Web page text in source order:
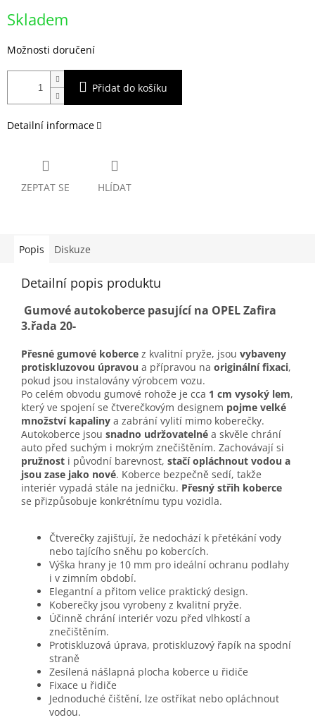
cena:
Skladem
Možnosti doručení
Přidat do košíku
Detailní informace
ZEPTAT SE HLÍDAT
Popis Diskuze
Detailní popis produktu
Gumové autokoberce pasující na OPEL Zafira
3.řada 20-
Přesné gumové koberce z kvalitní pryže, jsou vybaveny
protiskluzovou úpravou a přípravou na originální fixaci,
pokud jsou instalovány výrobcem vozu.
Po celém obvodu gumové rohože je cca 1 cm vysoký lem,
který ve spojení se čtverečkovým designem pojme velké
množství kapaliny a zabrání vylití mimo koberečky.
Autokoberce jsou snadno udržovatelné a skvěle chrání
auto před suchým i mokrým znečištěním. Zachovávají si
pružnost i původní barevnost, stačí opláchnout vodou a
jsou zase jako nové. Koberce bezpečně sedí, takže
interiér vypadá stále na jedničku. Přesný střih koberce
se přizpůsobuje konkrétnímu typu vozidla.
Čtverečky zajišťují, že nedochází k přetékání vody
nebo tajícího sněhu po kobercích.
Výška hrany je 10 mm pro ideální ochranu podlahy
i v zimním období.
Elegantní a přitom velice praktický design.
Koberečky jsou vyrobeny z kvalitní pryže.
Účinně chrání interiér vozu před vlhkostí a
znečištěním.
Protiskluzová úprava, protiskluzový řapík na spodní
straně
Zesílená nášlapná plocha koberce u řidiče
Fixace u řidiče
Jednoduché čištění, lze ostříkat nebo opláchnout
vodou.